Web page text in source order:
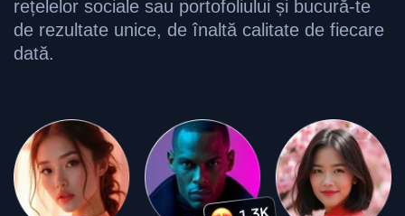
rețelelor sociale sau portofoliului și bucură-te
de rezultate unice, de înaltă calitate de fiecare
dată.